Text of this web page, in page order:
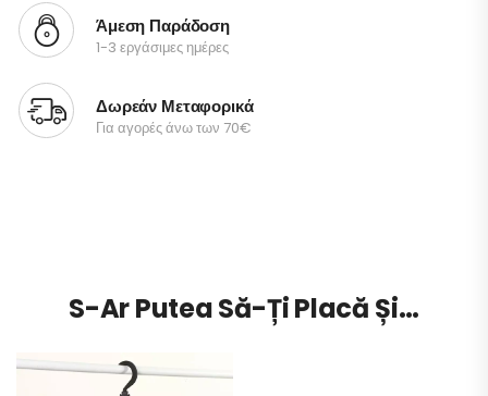
Άμεση Παράδοση
1-3 εργάσιμες ημέρες
Δωρεάν Μεταφορικά
Για αγορές άνω των 70€
S-Ar Putea Să-Ți Placă Și…